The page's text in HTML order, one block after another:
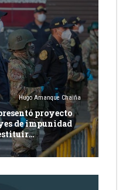
Hugo Amanque Chaiña
proyecto
de impunidad
ordinaria